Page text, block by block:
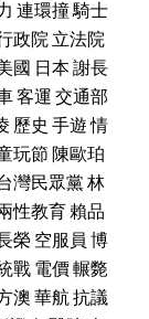
連環撞騎士
政院立法院
國 日本謝長
客運交通部
歷史 手遊情
玩節陳歐珀
灣民眾黨林
性教育賴品
榮空服員 博
戰電價輾斃
澳華航抗議